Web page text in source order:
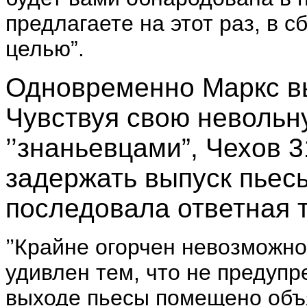
предлагаете на этот раз, в
целью”.
Одновременно Маркс
Чувствуя свою
’’знаньевцами”,
задержать выпуск
последовала
’’Крайне огорчен
удивлен тем, что не
выходе пьесы помещено